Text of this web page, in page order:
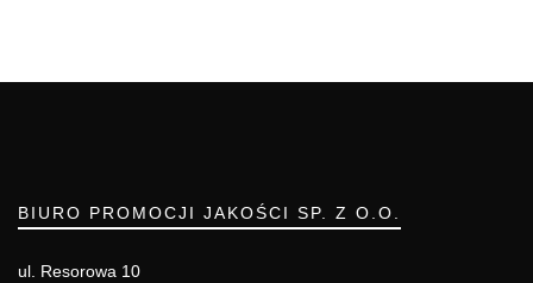
BIURO PROMOCJI JAKOŚCI SP. Z O.O.
ul. Resorowa 10